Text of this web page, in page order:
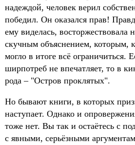
надеждой, человек верил
победил. Он оказался прав!
ему виделась, восторжествовала
скучным объяснением, которым,
могло в итоге всё ограничиться.
ширпотреб не впечатляет, то в
рода – "Остров проклятых".
Но бывают книги, в которых
наступает. Однако и
тоже нет. Вы так и остаётесь с
с явными, серьёзными